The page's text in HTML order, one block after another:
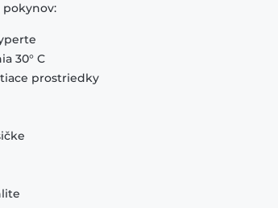
pokynov:
30° C
prostriedky